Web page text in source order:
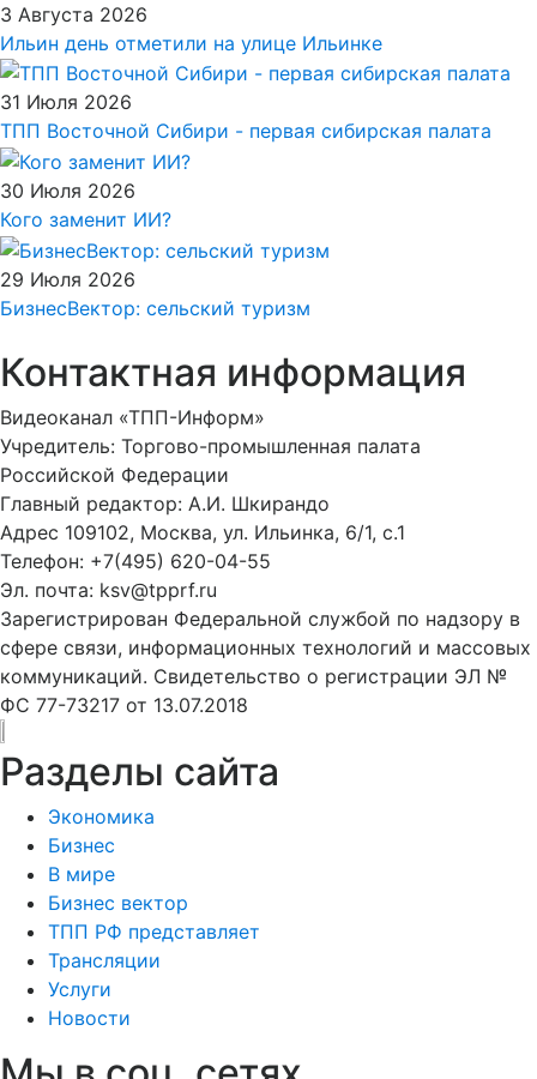
3 Августа 2026
Ильин день отметили на улице Ильинке
31 Июля 2026
ТПП Восточной Сибири - первая сибирская палата
30 Июля 2026
Кого заменит ИИ?
29 Июля 2026
БизнесВектор: сельский туризм
Контактная информация
Видеоканал «ТПП-Информ»
Учредитель: Торгово-промышленная палата
Российской Федерации
Главный редактор: А.И. Шкирандо
Адрес 109102, Москва, ул. Ильинка, 6/1, c.1
Телефон: +7(495) 620-04-55
Эл. почта: ksv@tpprf.ru
Зарегистрирован Федеральной службой по надзору в
сфере связи, информационных технологий и массовых
коммуникаций. Свидетельство о регистрации ЭЛ №
ФС 77-73217 от 13.07.2018
Разделы сайта
Экономика
Бизнес
В мире
Бизнес вектор
ТПП РФ представляет
Трансляции
Услуги
Новости